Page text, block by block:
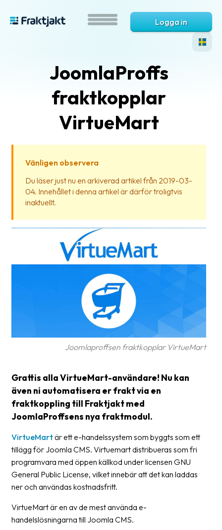
är
Hjälp?
frågor
Frakthandlingar
Tulldeklarationer
Leveransvillkor
Upphämtningar
Manualer
Streckkodsläsare
Kundtjänst
företaget
Logga in
JoomlaProffs
fraktkopplar
VirtueMart
Vänligen observera
Du läser just nu en arkiverad artikel från 2019-03-
04. Innehållet i denna artikel är därför troligtvis
inaktuellt.
Joomlaproffsen fraktkopplar VirtueMart
Grattis alla VirtueMart-användare! Nu kan
även ni automatisera er frakt via en
fraktkoppling till Fraktjakt med
JoomlaProffsens nya fraktmodul.
VirtueMartär ett e-handelssystem som byggts som ett
tillägg för Joomla CMS. Virtuemart distribueras som fri
programvara med öppen källkod under licensen GNU
General Public License, vilket innebär att det kan laddas
ner och användas kostnadsfritt.
VirtueMart är en av de mest använda e-
handelslösningarna till Joomla CMS.